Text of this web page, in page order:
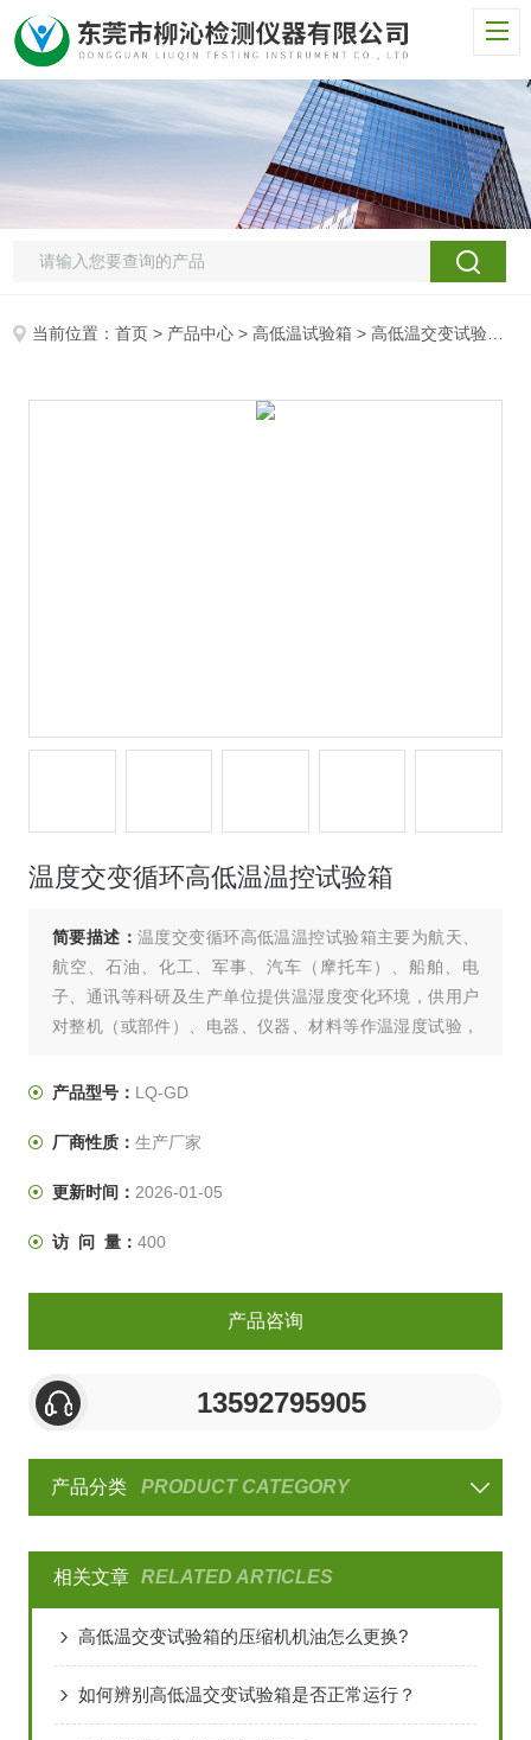
当前位置：首页 > 产品中心 >高低温试验箱 >高低温交变试验箱
温度交变循环高低温温控试验箱
简要描述：温度交变循环高低温温控试验箱主要为航天、
航空、石油、化工、军事、汽车（摩托车）、船舶、电
子、通讯等科研及生产单位提供温湿度变化环境，供用户
对整机（或部件）、电器、仪器、材料等作温湿度试验，
品研制、样机试验、产品合格鉴定试验全过程的重要试验
产品型号： LQ-GD
厂商性质： 生产厂家
更新时间： 2026-01-05
访 问 量： 400
产品咨询
13592795905
产品分类 PRODUCT CATEGORY
相关文章 RELATED ARTICLES
高低温交变试验箱的压缩机机油怎么更换?
如何辨别高低温交变试验箱是否正常运行？